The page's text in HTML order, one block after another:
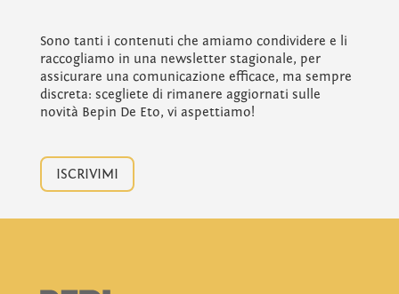
Sono tanti i contenuti che amiamo condividere e li
raccogliamo in una newsletter stagionale, per
assicurare una comunicazione efficace, ma sempre
discreta: scegliete di rimanere aggiornati sulle
novità Bepin De Eto, vi aspettiamo!
ISCRIVIMI